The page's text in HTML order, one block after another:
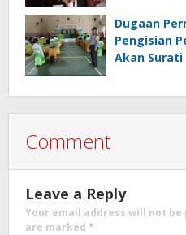
Dugaan
Pengisian
Akan Surati
Comment
Leave a Reply
Your email address will not be
are marked *